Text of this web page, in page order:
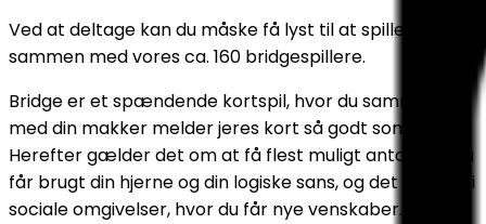
Ved at deltage kan du måske få lyst til at spille bridge
sammen med vores ca. 160 bridgespillere.
Bridge er et spændende kortspil, hvor du sammen
med din makker melder jeres kort så godt som muligt.
Herefter gælder det om at få flest muligt antal stik. Du
får brugt din hjerne og din logiske sans, og det foregår i
sociale omgivelser, hvor du får nye venskaber.